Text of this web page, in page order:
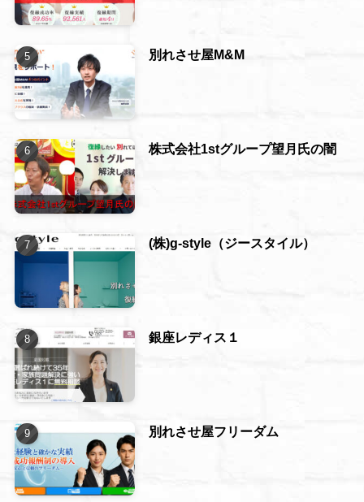
別れさせ屋M&M
株式会社1stグループ望月氏の闇
(株)g-style（ジースタイル）
銀座レディス１
別れさせ屋フリーダム